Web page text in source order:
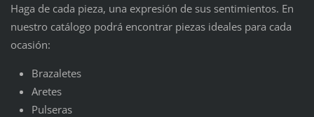
Haga de cada pieza, una expresión de sus sentimientos. En
nuestro catálogo podrá encontrar piezas ideales para cada
ocasión:
Brazaletes
Aretes
Pulseras